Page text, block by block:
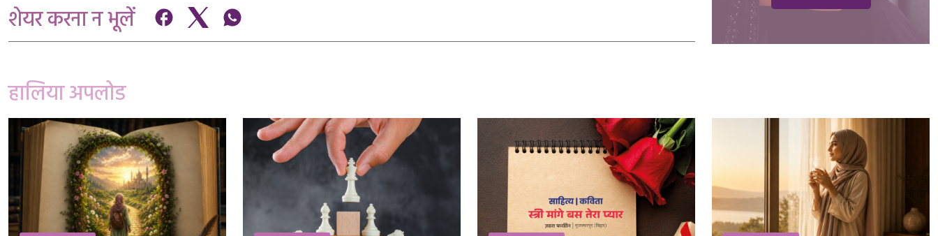
शेयर करना न भूलें
हालिया अपलोड